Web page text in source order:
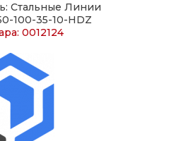
Стальные Линии
100-35-10-HDZ
0012124